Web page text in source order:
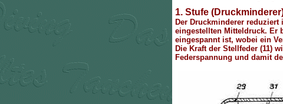
1. Stufe
Der Druckminderer
eingestellten Mitteldruck. Er
eingespannt ist, wobei ein
Die Kraft der Stellfeder (11)
Federspannung und damit